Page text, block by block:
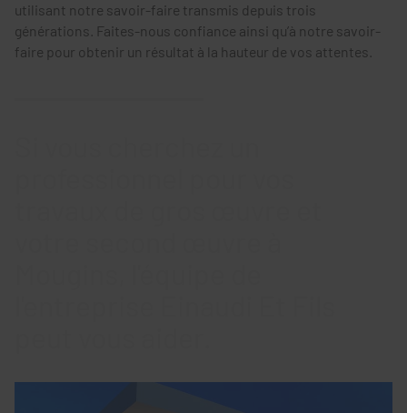
utilisant notre savoir-faire transmis depuis trois
générations. Faites-nous confiance ainsi qu’à notre savoir-
faire pour obtenir un résultat à la hauteur de vos attentes.